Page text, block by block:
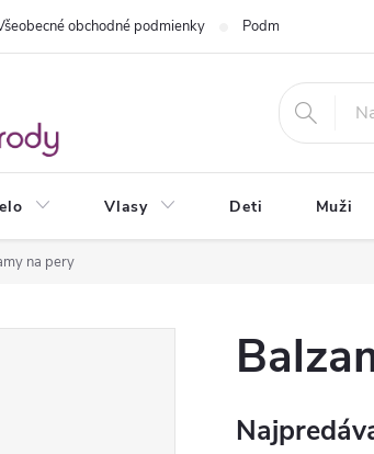
obchodné podmienky Podmienky ochrany
Vlasy Deti Muži
na pery